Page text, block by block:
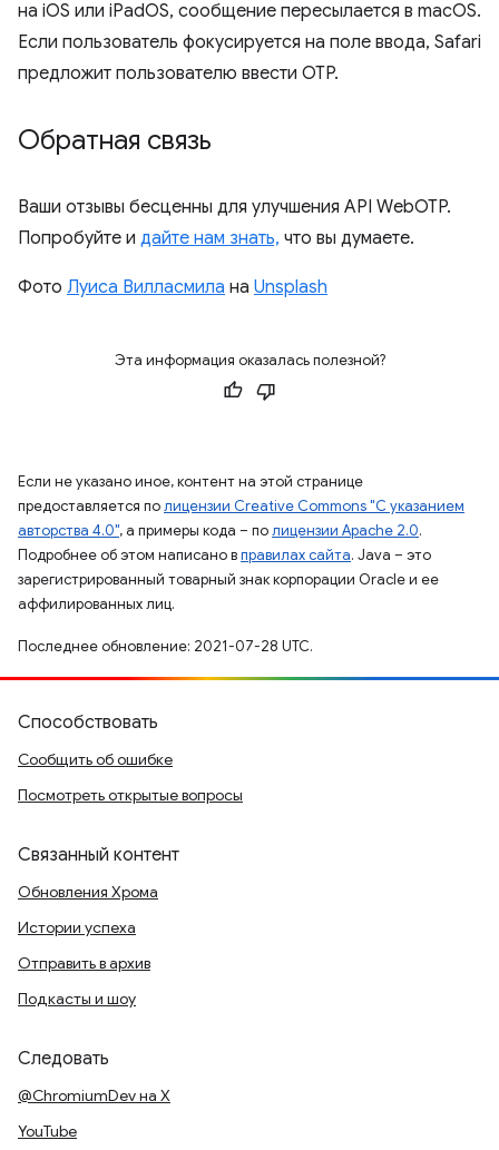
на iOS или iPadOS, сообщение пересылается в macOS.
Если пользователь фокусируется на поле ввода, Safari
предложит пользователю ввести OTP.
Обратная связь
Ваши отзывы бесценны для улучшения API WebOTP.
Попробуйте и дайте нам знать, что вы думаете.
Фото Луиса Вилласмила на Unsplash
Эта информация оказалась полезной?
Если не указано иное, контент на этой странице
предоставляется полицензии Creative Commons "С указанием
авторства 4.0", а примеры кода – полицензии Apache 2.0.
Подробнее об этом написано вправилах сайта. Java – это
зарегистрированный товарный знак корпорации Oracle и ее
аффилированных лиц.
Последнее обновление: 2021-07-28 UTC.
Способствовать
Сообщить об ошибке
Посмотреть открытые вопросы
Связанный контент
Обновления Хрома
Истории успеха
Отправить в архив
Подкасты и шоу
Следовать
@ChromiumDev на X
YouTube